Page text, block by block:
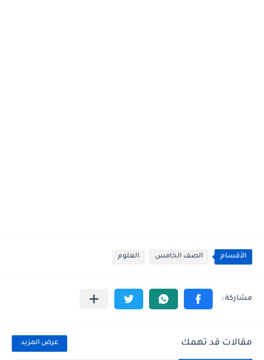
الأقسام الصف الخامس العلوم
مقالات قد تهمك عرض المزيد